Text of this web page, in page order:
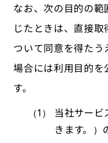
なお、次の目的の
じたときは、直接
ついて同意を得た
場合には利用目的を
す。
当社サービ
きます。）